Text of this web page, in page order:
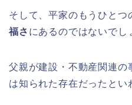
そして、平家のもうひとつ
福さ にあるのではないでし
父親が建設・不動産関連の
は知られた存在だったとい